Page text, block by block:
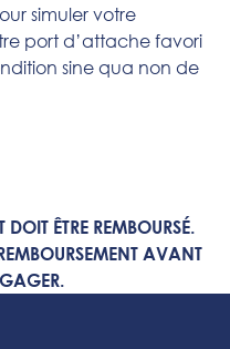
simuler votre
port d’attache favori
sine qua non de
ÊTRE REMBOURSÉ.
AVANT